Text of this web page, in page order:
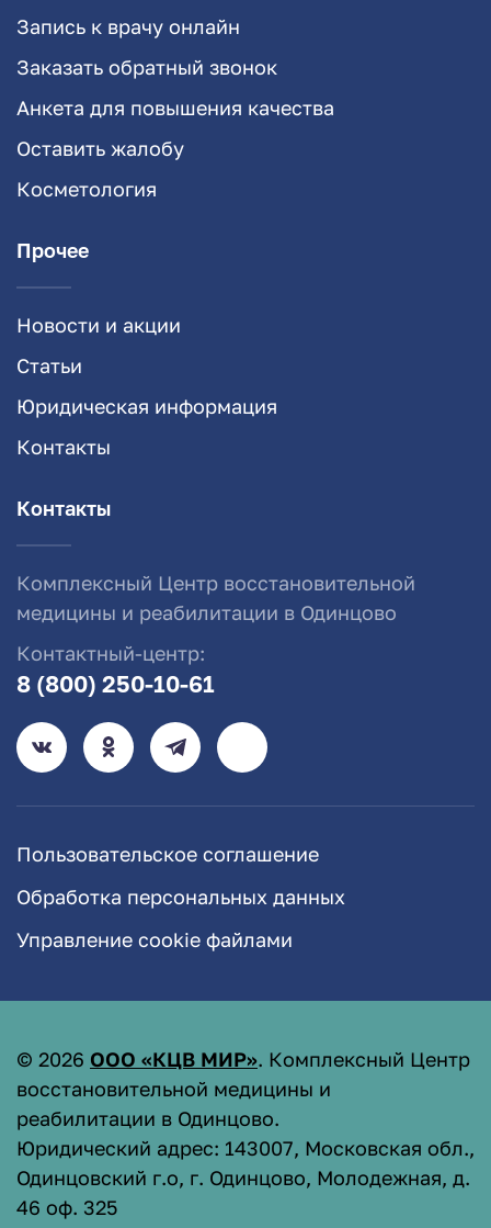
Запись к врачу онлайн
Заказать обратный звонок
Анкета для повышения качества
Оставить жалобу
Косметология
Прочее
Новости и акции
Статьи
Юридическая информация
Контакты
Контакты
Комплексный Центр восстановительной
медицины и реабилитации в Одинцово
Контактный-центр:
8 (800) 250-10-61
Пользовательское соглашение
Обработка персональных данных
Управление cookie файлами
© 2026 ООО «КЦВ МИР». Комплексный Центр
восстановительной медицины и
реабилитации в Одинцово.
Юридический адрес: 143007, Московская обл.,
Одинцовский г.о, г. Одинцово, Молодежная, д.
46 оф. 325